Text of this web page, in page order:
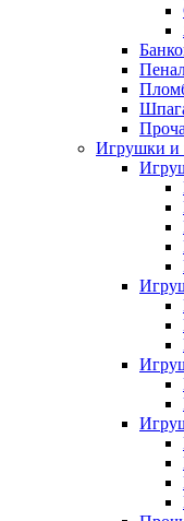
Игрушки и